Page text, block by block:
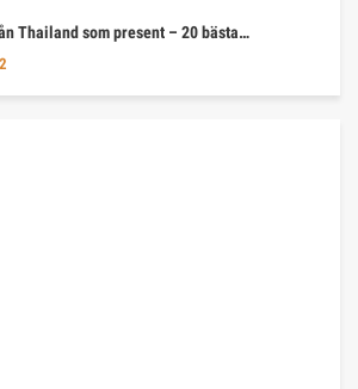
Thailand som present – 20 bästa…